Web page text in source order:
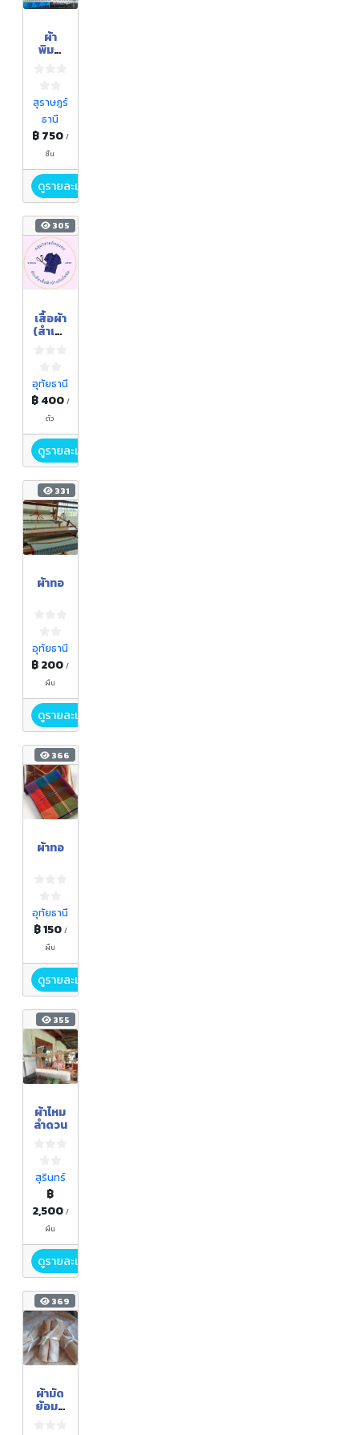
ผ้า
พิมพ์
สุราษฎร์
ธานี
฿ 750 /
ชิ้น
ดูรายละเอียด
305
เสื้อผ้า
(สำเร็จ
แบบ)
อุทัยธานี
฿ 400 /
ตัว
ดูรายละเอียด
331
ผ้าทอ
อุทัยธานี
฿ 200/
ผืน
ดูรายละเอียด
366
ผ้าทอ
อุทัยธานี
฿ 150 /
ผืน
ดูรายละเอียด
355
ผ้าไหม
ลำดวน
สุรินทร์
฿
2,500 /
ผืน
ดูรายละเอียด
369
ผ้ามัด
ย้อมสี